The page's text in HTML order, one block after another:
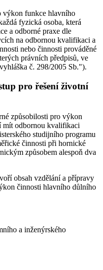
výkon funkce hlavního
fyzická osoba, která
a odborné praxe dle
na odbornou kvalifikaci a
nebo činnosti prováděné
právních předpisů, ve
č. 298/2005 Sb.").
pro řešení životní
způsobilosti pro výkon
mít odbornou kvalifikaci
studijního programu
činnosti při hornické
způsobem alespoň dva
obsah vzdělání a přípravy
činnosti hlavního důlního
a inženýrského